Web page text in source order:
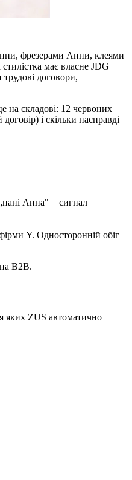
фрезерами Анни, клеями
має власне JDG
договори,
на складові: 12 червоних
і скільки насправді
Анна" = сигнал
Y. Односторонній обіг
B2B.
яких ZUS автоматично